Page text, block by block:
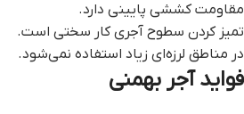
مقاومت کششی پایینی دارد.
تمیز کردن سطوح آجری کار سختی است.
در مناطق لرزه‌ای زیاد استفاده نمی‌شود.
فواید آجر بهمنی